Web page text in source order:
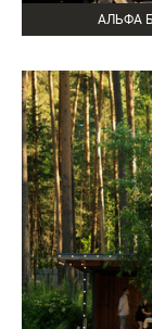
АЛЬФА